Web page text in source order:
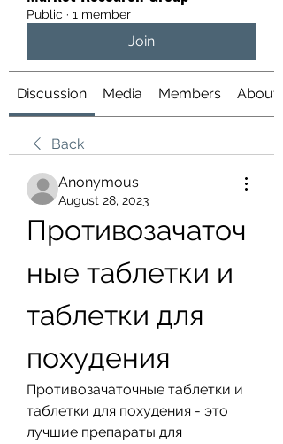
Public · 1 member
Join
Discussion Media Members About
Back
Anonymous
August 28, 2023
Противозачаточ
ные таблетки и
таблетки для
похудения
Противозачаточные таблетки и
таблетки для похудения - это
лучшие препараты для